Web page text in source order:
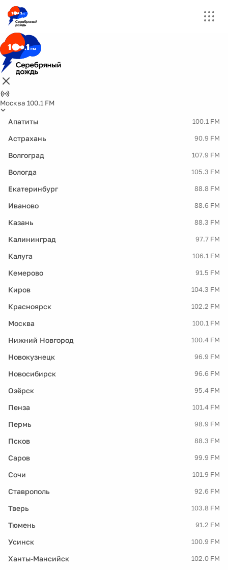
Москва 100.1 FM
Апатиты 100.1 FM
Астрахань 90.9 FM
Волгоград 107.9 FM
Вологда 105.3 FM
Екатеринбург 88.8 FM
Иваново 88.6 FM
Казань 88.3 FM
Калининград 97.7 FM
Калуга 106.1 FM
Кемерово 91.5 FM
Киров 104.3 FM
Красноярск 102.2 FM
Москва 100.1 FM
Нижний Новгород 100.4 FM
Новокузнецк 96.9 FM
Новосибирск 96.6 FM
Озёрск 95.4 FM
Пенза 101.4 FM
Пермь 98.9 FM
Псков 88.3 FM
Саров 99.9 FM
Сочи 101.9 FM
Ставрополь 92.6 FM
Тверь 103.8 FM
Тюмень 91.2 FM
Усинск 100.9 FM
Ханты-Мансийск 102.0 FM